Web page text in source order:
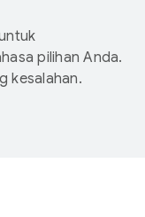
pilihan Anda.
kesalahan.